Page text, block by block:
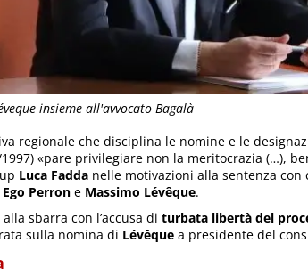
insieme all'avvocato Bagalà
regionale che disciplina le nomine e le
1997) «pare privilegiare non la meritocrazia (…),
Luca Fadda nelle motivazioni alla sentenza con
Perron e Massimo Lévêque.
sbarra con l’accusa di turbata libertà del
sulla nomina di Lévêque a presidente del